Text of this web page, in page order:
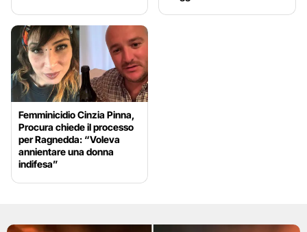
Femminicidio Cinzia Pinna,
Procura chiede il processo
per Ragnedda: “Voleva
annientare una donna
indifesa”